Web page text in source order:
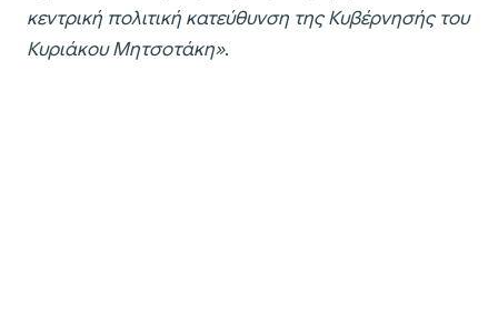
κεντρική πολιτική κατεύθυνση της Κυβέρνησής του
Κυριάκου Μητσοτάκη».